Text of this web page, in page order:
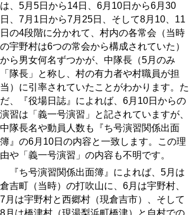
は、5月5日から14日、6月10日から6月30
日、7月1日から7月25日、そして8月10、11
日の4段階に分かれて、村内の各常会（当時
の宇野村は6つの常会から構成されていた）
から男女何名ずつかが、中隊長（5月のみ
「隊長」と称し、村の有力者や村職員が担
当）に引率されていたことがわかります。た
だ、『役場日誌』によれば、6月10日からの
演習は「義一号演習」と記されていますが、
中隊長名や動員人数も『ち号演習関係出面
簿』の6月10日の内容と一致します。この理
由や「義一号演習」の内容も不明です。
『ち号演習関係出面簿』によれば、5月は
倉吉町（当時）の打吹山に、6月は宇野村、
7月は宇野村と西郷村（現倉吉市）、そして